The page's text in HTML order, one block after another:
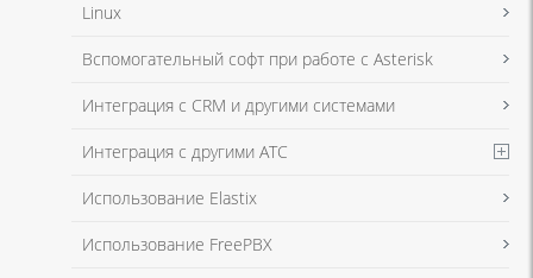
Я даю согласие на обработку моих персональных данных для связи
в соответствии с Политикой в отношении обработки персональных
Я даю согласие на обработку моих персональных данных для связи
в соответствии с Политикой в отношении обработки персональных
Linux
Вспомогательный софт при работе с Asterisk
Интеграция с CRM и другими системами
Интеграция с другими АТС
Использование Elastix
Использование FreePBX